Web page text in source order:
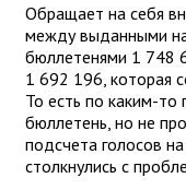
Обращает на себя
между выданными
бюллетенями 1 748
1 692 196, которая
То есть по каким-то
бюллетень, но не
подсчета голосов
столкнулись с